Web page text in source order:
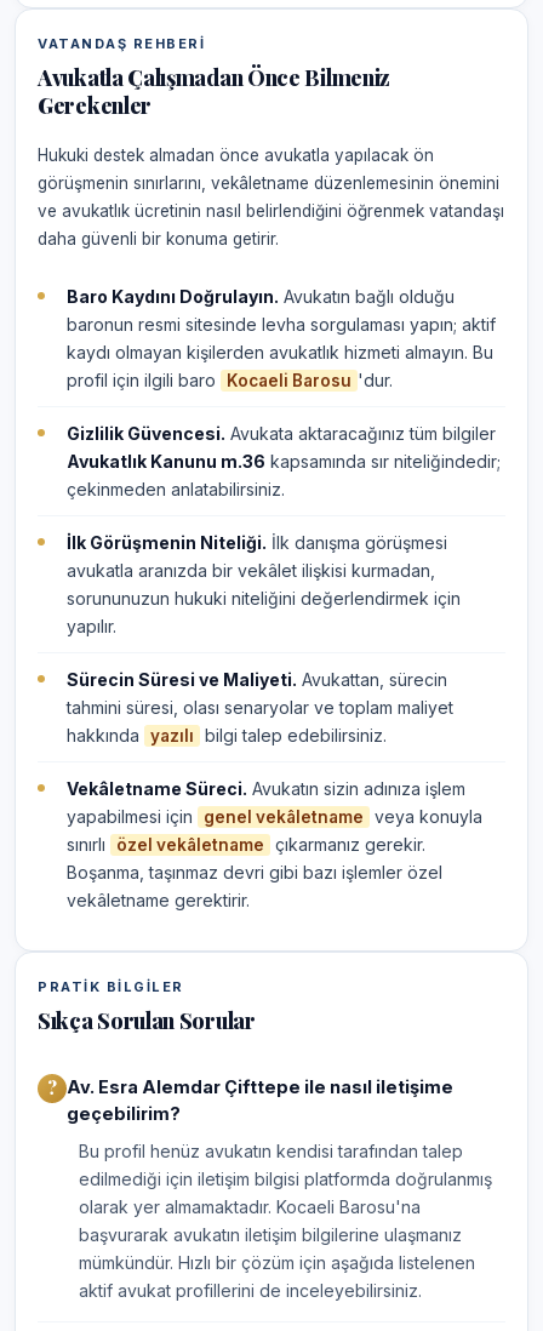
VATANDAŞ REHBERI
Avukatla Çalışmadan Önce Bilmeniz
Gerekenler
Hukuki destek almadan önce avukatla yapılacak ön
görüşmenin sınırlarını, vekâletname düzenlemesinin önemini
ve avukatlık ücretinin nasıl belirlendiğini öğrenmek vatandaşı
daha güvenli bir konuma getirir.
Baro Kaydını Doğrulayın. Avukatın bağlı olduğu
baronun resmi sitesinde levha sorgulaması yapın; aktif
kaydı olmayan kişilerden avukatlık hizmeti almayın. Bu
profil için ilgili baro
Kocaeli Barosu 'dur.
Gizlilik Güvencesi. Avukata aktaracağınız tüm bilgiler
Avukatlık Kanunu m.36 kapsamında sır niteliğindedir;
çekinmeden anlatabilirsiniz.
İlk Görüşmenin Niteliği. İlk danışma görüşmesi
avukatla aranızda bir vekâlet ilişkisi kurmadan,
sorununuzun hukuki niteliğini değerlendirmek için
yapılır.
Sürecin Süresi ve Maliyeti. Avukattan, sürecin
tahmini süresi, olası senaryolar ve toplam maliyet
hakkında
yazılı bilgi talep edebilirsiniz.
Vekâletname Süreci. Avukatın sizin adınıza işlem
yapabilmesi için
genel vekâletname
veya konuyla
sınırlı
özel vekâletname
çıkarmanız gerekir.
Boşanma, taşınmaz devri gibi bazı işlemler özel
vekâletname gerektirir.
PRATIK BILGILER
Sıkça Sorulan Sorular
Av. Esra Alemdar Çifttepe ile nasıl iletişime
geçebilirim?
Bu profil henüz avukatın kendisi tarafından talep
edilmediği için iletişim bilgisi platformda doğrulanmış
olarak yer almamaktadır. Kocaeli Barosu'na
başvurarak avukatın iletişim bilgilerine ulaşmanız
mümkündür. Hızlı bir çözüm için aşağıda listelenen
aktif avukat profillerini de inceleyebilirsiniz.